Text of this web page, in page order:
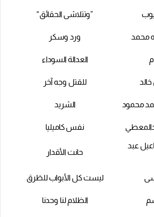
”وتتلاشى الحقائق“
محمد ورد وسكر
العدالة السوداء
للقتل وجه آخر
محمود الشريد
نفس كاميليا
عبد
حانت الأقدار
ليست كل الأبواب للطَرق
الظلام لنا وحدنا